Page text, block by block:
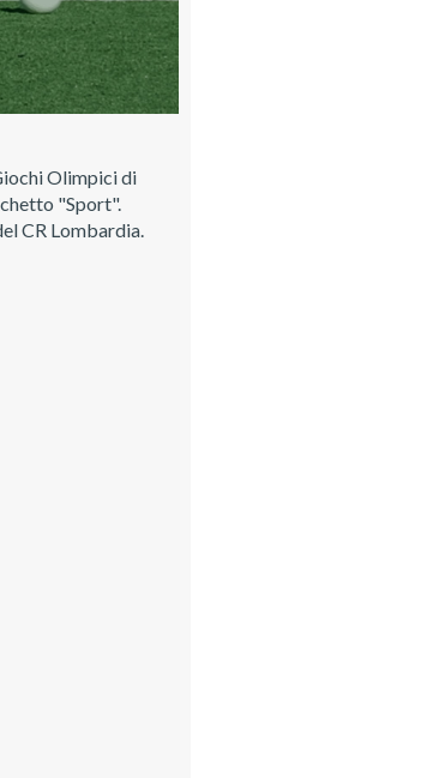
Olimpici di
"Sport".
CR Lombardia.